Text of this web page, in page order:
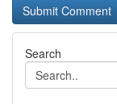
Search